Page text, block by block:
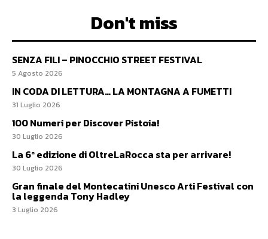
Don't miss
SENZA FILI – PINOCCHIO STREET FESTIVAL
5 Agosto 2026
IN CODA DI LETTURA… LA MONTAGNA A FUMETTI
31 Luglio 2026
100 Numeri per Discover Pistoia!
30 Luglio 2026
La 6ª edizione di OltreLaRocca sta per arrivare!
30 Luglio 2026
Gran finale del Montecatini Unesco Arti Festival con
la leggenda Tony Hadley
3 Luglio 2026